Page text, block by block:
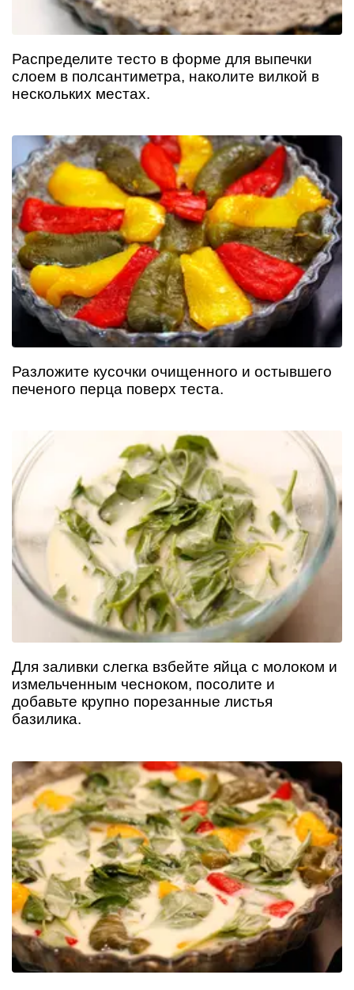
Распределите тесто в форме для выпечки
слоем в полсантиметра, наколите вилкой в
нескольких местах.
Разложите кусочки очищенного и остывшего
печеного перца поверх теста.
Для заливки слегка взбейте яйца с молоком и
измельченным чесноком, посолите и
добавьте крупно порезанные листья
базилика.